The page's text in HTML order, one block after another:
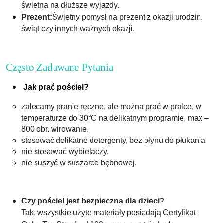
świetna na dłuższe wyjazdy.
Prezent:Świetny pomysł na prezent z okazji urodzin,
świąt czy innych ważnych okazji.
Często Zadawane Pytania
Jak prać pościel?
zalecamy pranie ręczne, ale można prać w pralce, w
temperaturze do 30°C na delikatnym programie, max –
800 obr. wirowanie,
stosować delikatne detergenty, bez płynu do płukania
nie stosować wybielaczy,
nie suszyć w suszarce bębnowej,
Czy pościel jest bezpieczna dla dzieci?
Tak, wszystkie użyte materiały posiadają Certyfikat